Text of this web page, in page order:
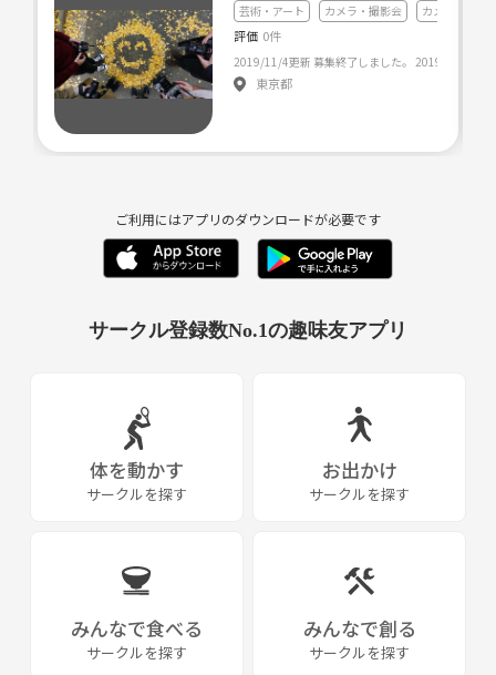
芸術・アート カメラ・撮影会 カメラ・写真
評価 0件
東京都
ご利用にはアプリのダウンロードが必要です
サークル登録数No.1の趣味友アプリ
体を動かす
サークルを探す
お出かけ
サークルを探す
みんなで食べる
サークルを探す
みんなで創る
サークルを探す